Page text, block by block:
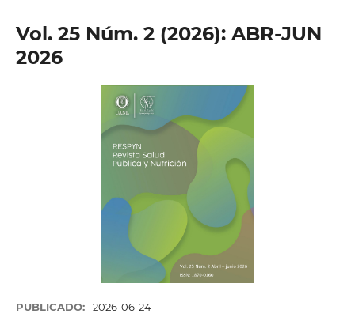
Vol. 25 Núm. 2 (2026): ABR-JUN
2026
PUBLICADO: 2026-06-24